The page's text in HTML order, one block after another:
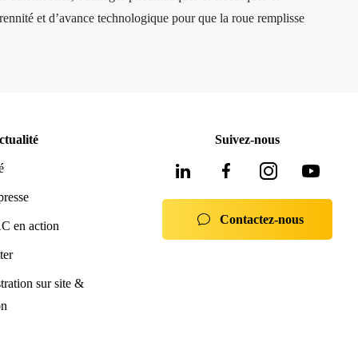
et d’avance technologique pour que la roue remplisse
et compétents dans le domaine de l'équipement de
Les équipes Provac commerciales et SAV sont à votre
norme iso 9001:2015.
en action
sur site &
Suivez-nous
Contactez-nous